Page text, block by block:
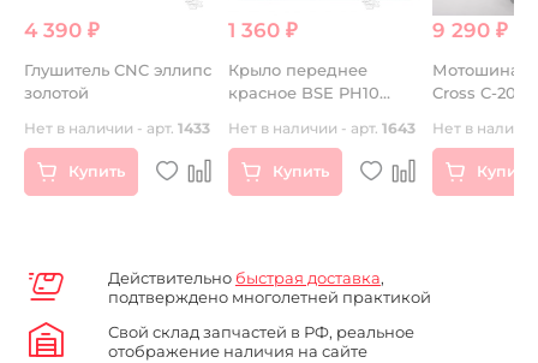
4 390 ₽
Глушитель CNC эллипс
золотой
Нет в наличии - арт. 1433
Купить
1 360 ₽
Крыло переднее
красное BSE PH10
Нет в наличии - арт. 1643
Купить
9 290 ₽
Мотошина
Cross C-20
Нет в
Купить
Действительно быстрая доставка,
подтверждено многолетней практикой
Свой склад запчастей в РФ, реальное
отображение наличия на сайте